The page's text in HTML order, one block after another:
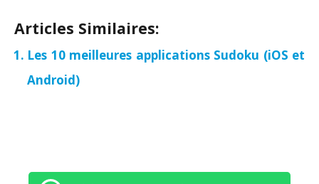
Articles Similaires:
Les 10 meilleures applications Sudoku (iOS et
Android)